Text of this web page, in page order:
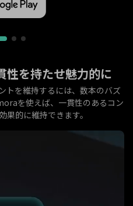
を持たせ魅力的に
トを維持するには、数本のバズ
を使えば、一貫性のあるコン
果的に維持できます。